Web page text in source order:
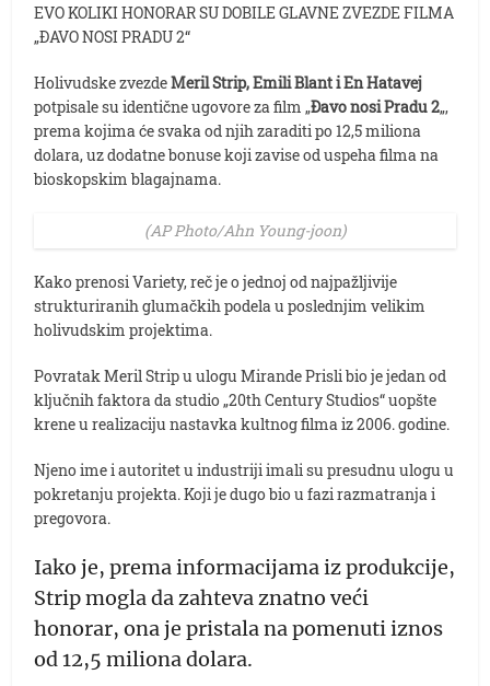
EVO KOLIKI HONORAR SU DOBILE GLAVNE ZVEZDE FILMA
„ĐAVO NOSI PRADU 2“
Holivudske zvezdeMeril Strip, Emili Blant i En Hatavej
potpisale su identične ugovore za film „Đavo nosi Pradu 2„,
prema kojima će svaka od njih zaraditi po 12,5 miliona
dolara, uz dodatne bonuse koji zavise od uspeha filma na
bioskopskim blagajnama.
(AP Photo/Ahn Young-joon)
Kako prenosi Variety, reč je o jednoj od najpažljivije
strukturiranih glumačkih podela u poslednjim velikim
holivudskim projektima.
Povratak Meril Strip u ulogu Mirande Prisli bio je jedan od
ključnih faktora da studio „20th Century Studios“ uopšte
krene u realizaciju nastavka kultnog filma iz 2006. godine.
Njeno ime i autoritet u industriji imali su presudnu ulogu u
pokretanju projekta. Koji je dugo bio u fazi razmatranja i
pregovora.
Iako je, prema informacijama iz produkcije,
Strip mogla da zahteva znatno veći
honorar, ona je pristala na pomenuti iznos
od 12,5 miliona dolara.